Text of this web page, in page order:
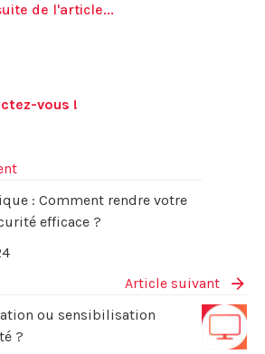
de l'article...
vous !
: Comment rendre votre
efficace ?
Article suivant
ou sensibilisation
?